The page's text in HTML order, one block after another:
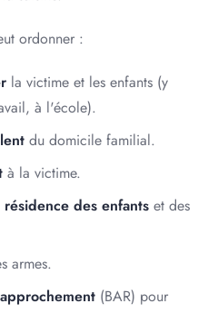
ordonner :
la victime et les enfants (y
à l'école).
du domicile familial.
à la victime.
résidence des enfants et des
armes.
(BAR) pour